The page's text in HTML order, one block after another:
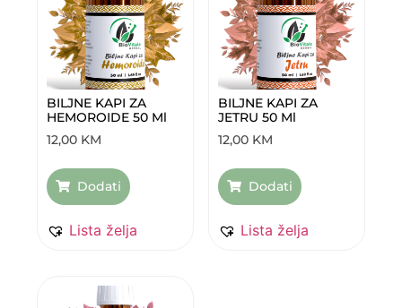
BILJNE KAPI ZA
HEMOROIDE 50 Ml
12,00 KM
Dodati
Lista želja
BILJNE KAPI ZA
JETRU 50 Ml
12,00 KM
Dodati
Lista želja